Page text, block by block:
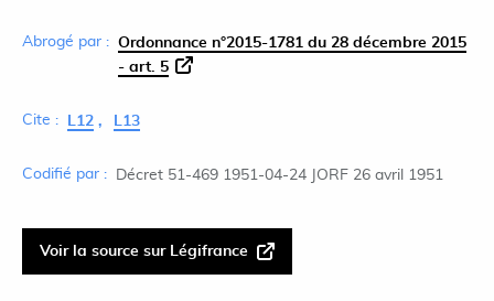
Abrogé par : Ordonnance n°2015-1781 du 28 décembre 2015
- art. 5
Cite : L12 L13
Codifié par : Décret 51-469 1951-04-24 JORF 26 avril 1951
Voir la source sur Légifrance